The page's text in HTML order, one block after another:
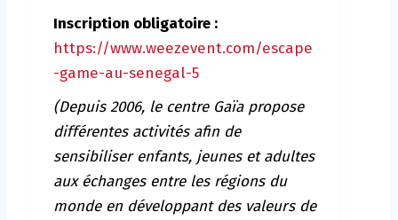
Inscription obligatoire :
https://www.weezevent.com/escape
-game-au-senegal-5
(Depuis 2006, le centre Gaïa propose
différentes activités afin de
sensibiliser enfants, jeunes et adultes
aux échanges entre les régions du
monde en développant des valeurs de